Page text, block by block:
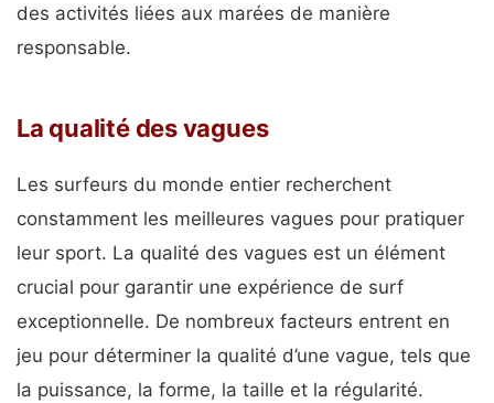
des activités liées aux marées de manière
responsable.
La qualité des vagues
Les surfeurs du monde entier recherchent
constamment les meilleures vagues pour pratiquer
leur sport. La qualité des vagues est un élément
crucial pour garantir une expérience de surf
exceptionnelle. De nombreux facteurs entrent en
jeu pour déterminer la qualité d’une vague, tels que
la puissance, la forme, la taille et la régularité.